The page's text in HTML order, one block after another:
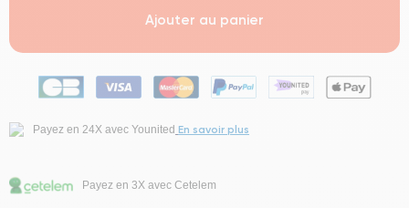
Ajouter au panier
Payez en 24X avec Younited En savoir plus
Payez en 3X avec Cetelem